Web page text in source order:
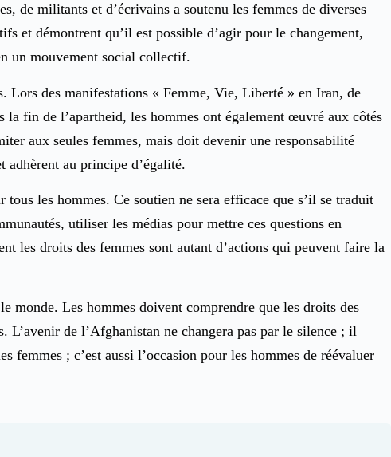
de militants et d’écrivains a soutenu les femmes de diverses
et démontrent qu’il est possible d’agir pour le changement,
un mouvement social collectif.
Lors des manifestations « Femme, Vie, Liberté » en Iran, de
fin de l’apartheid, les hommes ont également œuvré aux côtés
aux seules femmes, mais doit devenir une responsabilité
adhèrent au principe d’égalité.
les hommes. Ce soutien ne sera efficace que s’il se traduit
utiliser les médias pour mettre ces questions en
les droits des femmes sont autant d’actions qui peuvent faire la
monde. Les hommes doivent comprendre que les droits des
de l’Afghanistan ne changera pas par le silence ; il
; c’est aussi l’occasion pour les hommes de réévaluer